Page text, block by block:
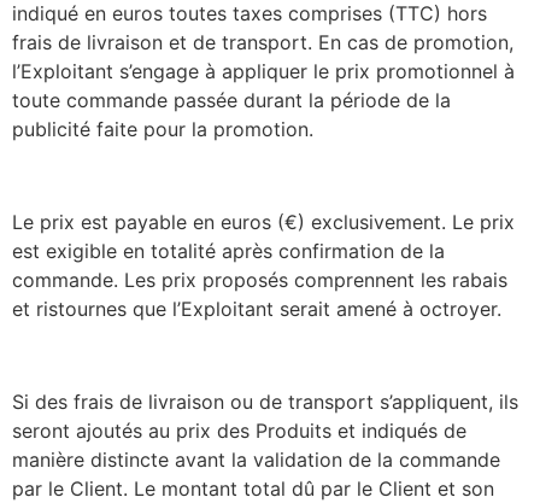
indiqué en euros toutes taxes comprises (TTC) hors
frais de livraison et de transport. En cas de promotion,
l’Exploitant s’engage à appliquer le prix promotionnel à
toute commande passée durant la période de la
publicité faite pour la promotion.
Le prix est payable en euros (€) exclusivement. Le prix
est exigible en totalité après confirmation de la
commande. Les prix proposés comprennent les rabais
et ristournes que l’Exploitant serait amené à octroyer.
Si des frais de livraison ou de transport s’appliquent, ils
seront ajoutés au prix des Produits et indiqués de
manière distincte avant la validation de la commande
par le Client. Le montant total dû par le Client et son